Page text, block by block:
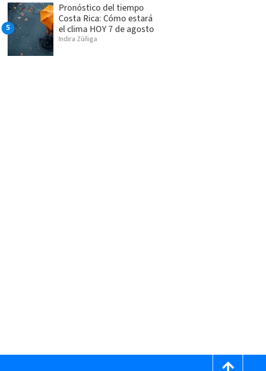
Pronóstico del tiempo
Costa Rica: Cómo estará
el clima HOY 7 de agosto
Indira Zúñiga